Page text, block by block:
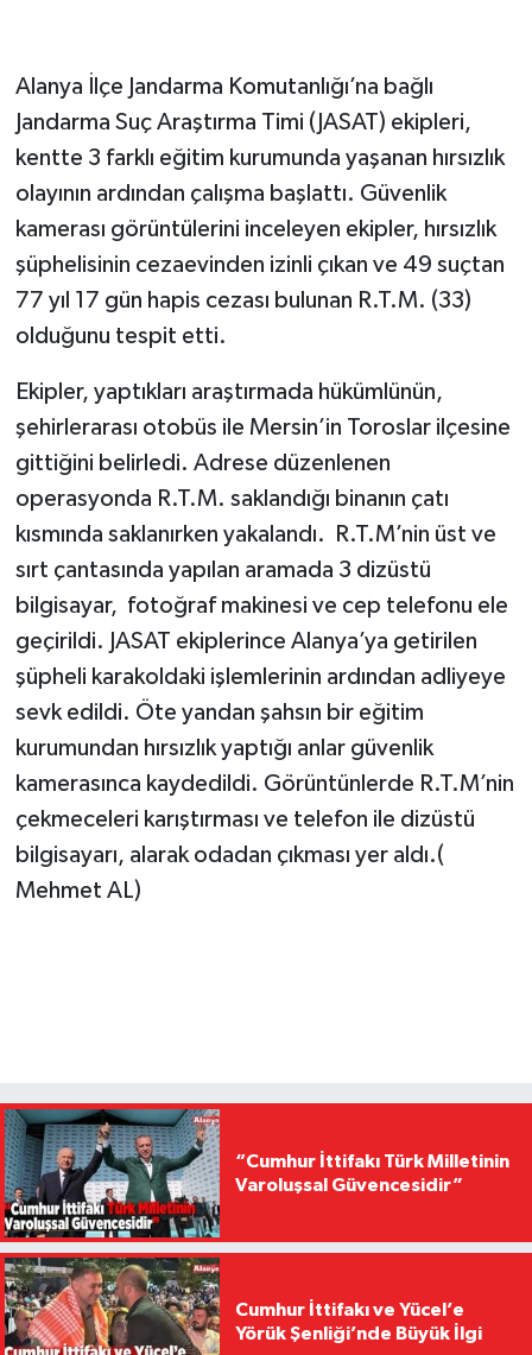
Alanya İlçe Jandarma Komutanlığı’na bağlı
Jandarma Suç Araştırma Timi (JASAT) ekipleri,
kentte 3 farklı eğitim kurumunda yaşanan hırsızlık
olayının ardından çalışma başlattı. Güvenlik
kamerası görüntülerini inceleyen ekipler, hırsızlık
şüphelisinin cezaevinden izinli çıkan ve 49 suçtan
77 yıl 17 gün hapis cezası bulunan R.T.M. (33)
olduğunu tespit etti.
Ekipler, yaptıkları araştırmada hükümlünün,
şehirlerarası otobüs ile Mersin’in Toroslar ilçesine
gittiğini belirledi. Adrese düzenlenen
operasyonda R.T.M. saklandığı binanın çatı
kısmında saklanırken yakalandı. R.T.M’nin üst ve
sırt çantasında yapılan aramada 3 dizüstü
bilgisayar, fotoğraf makinesi ve cep telefonu ele
geçirildi. JASAT ekiplerince Alanya’ya getirilen
şüpheli karakoldaki işlemlerinin ardından adliyeye
sevk edildi. Öte yandan şahsın bir eğitim
kurumundan hırsızlık yaptığı anlar güvenlik
kamerasınca kaydedildi. Görüntünlerde R.T.M’nin
çekmeceleri karıştırması ve telefon ile dizüstü
bilgisayarı, alarak odadan çıkması yer aldı.(
Mehmet AL)
“Cumhur İttifakı Türk Milletinin
Varoluşsal Güvencesidir”
Cumhur İttifakı ve Yücel’e
Yörük Şenliği’nde Büyük İlgi